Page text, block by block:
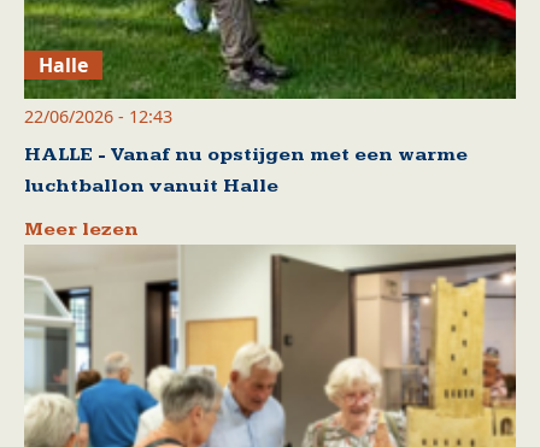
Halle
22/06/2026 - 12:43
HALLE - Vanaf nu opstijgen met een warme
luchtballon vanuit Halle
Meer lezen